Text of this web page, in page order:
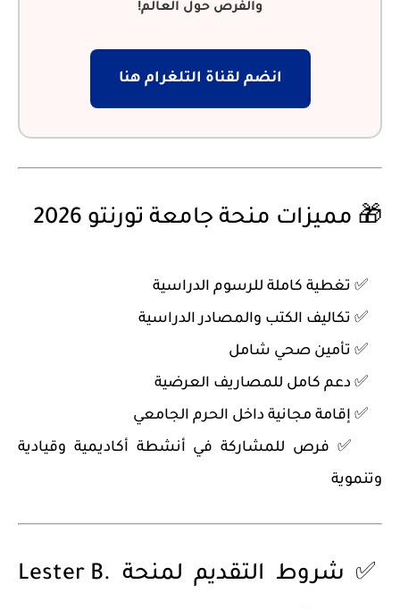
والفرص حول العالم!
انضم لقناة التلغرام هنا
🎁 مميزات منحة جامعة تورنتو 2026
✅ تغطية كاملة للرسوم الدراسية
✅ تكاليف الكتب والمصادر الدراسية
✅ تأمين صحي شامل
✅ دعم كامل للمصاريف العرضية
✅ إقامة مجانية داخل الحرم الجامعي
✅ فرص للمشاركة في أنشطة أكاديمية وقيادية
وتنموية
✅ شروط التقديم لمنحة Lester B.